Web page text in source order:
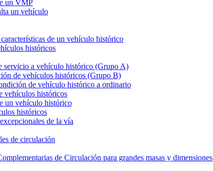
un VMP
un vehículo
de un vehículo histórico
históricos
servicio a vehículo histórico (Grupo A)
de vehículos históricos (Grupo B)
de vehículo histórico a ordinario
vehículos históricos
un vehículo histórico
históricos
de la vía
de circulación
de Circulación para grandes masas y dimensiones